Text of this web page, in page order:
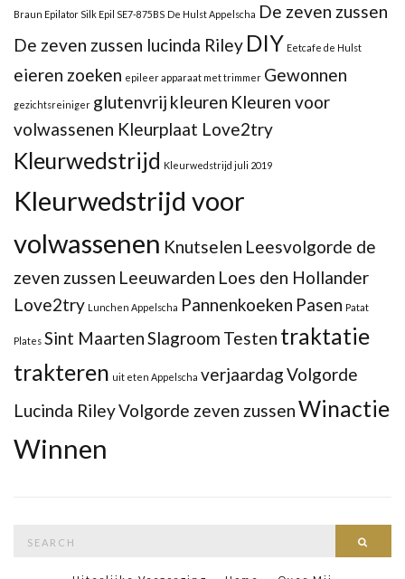
Braun Epilator Silk Epil SE7-875BS De Hulst Appelscha De zeven zussen
De zeven zussen lucinda Riley DIY Eetcafe de Hulst
eieren zoeken epileer apparaat met trimmer Gewonnen
gezichtsreiniger glutenvrij kleuren Kleuren voor
volwassenen Kleurplaat Love2try
Kleurwedstrijd Kleurwedstrijd juli 2019
Kleurwedstrijd voor
volwassenen Knutselen Leesvolgorde de
zeven zussen Leeuwarden Loes den Hollander
Love2try Lunchen Appelscha Pannenkoeken Pasen Patat
Plates Sint MaartenSlagroom Testen traktatie
trakteren uit eten Appelscha verjaardagVolgorde
Lucinda RileyVolgorde zeven zussenWinactie
Winnen